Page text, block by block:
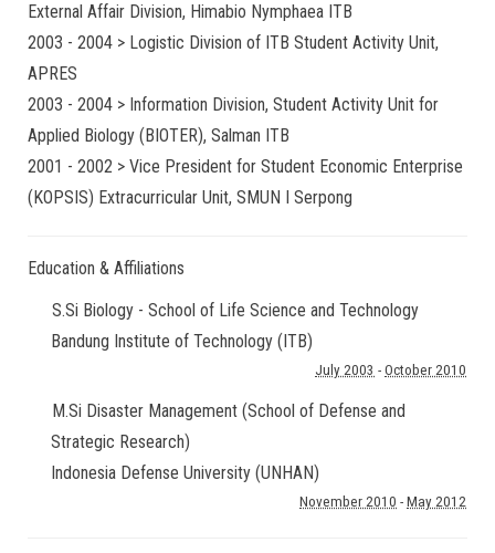
External Affair Division, Himabio Nymphaea ITB
2003 - 2004 > Logistic Division of ITB Student Activity Unit,
APRES
2003 - 2004 > Information Division, Student Activity Unit for
Applied Biology (BIOTER), Salman ITB
2001 - 2002 > Vice President for Student Economic Enterprise
(KOPSIS) Extracurricular Unit, SMUN I Serpong
Education & Affiliations
S.Si Biology - School of Life Science and Technology
Bandung Institute of Technology (ITB)
July 2003 - October 2010
M.Si Disaster Management (School of Defense and
Strategic Research)
Indonesia Defense University (UNHAN)
November 2010 - May 2012